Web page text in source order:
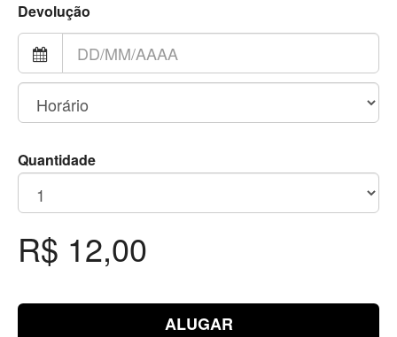
Devolução
Quantidade
R$ 12,00
ALUGAR